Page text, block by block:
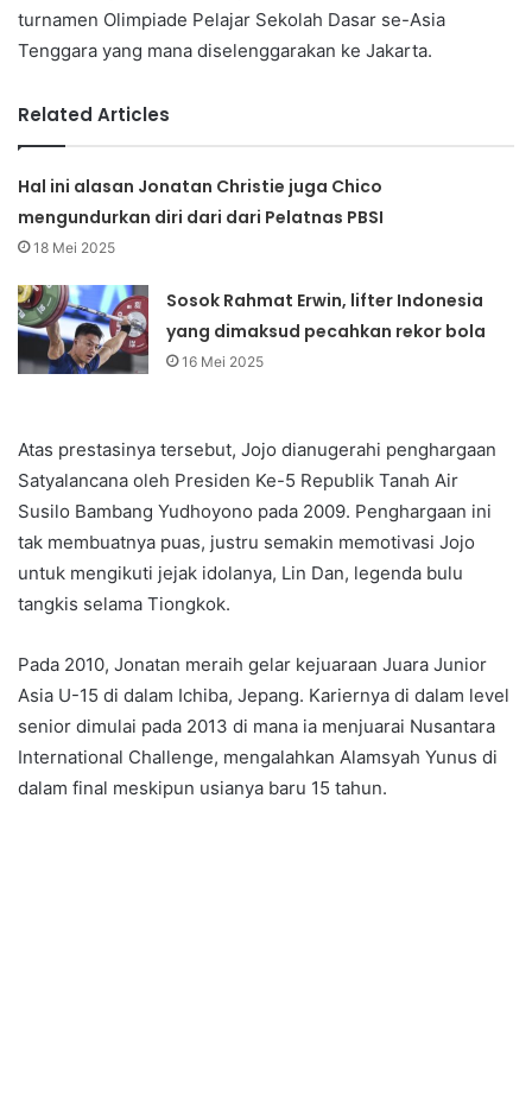
turnamen Olimpiade Pelajar Sekolah Dasar se-Asia
Tenggara yang mana diselenggarakan ke Jakarta.
Related Articles
Hal ini alasan Jonatan Christie juga Chico
mengundurkan diri dari dari Pelatnas PBSI
18 Mei 2025
Sosok Rahmat Erwin, lifter Indonesia
yang dimaksud pecahkan rekor bola
16 Mei 2025
Atas prestasinya tersebut, Jojo dianugerahi penghargaan
Satyalancana oleh Presiden Ke-5 Republik Tanah Air
Susilo Bambang Yudhoyono pada 2009. Penghargaan ini
tak membuatnya puas, justru semakin memotivasi Jojo
untuk mengikuti jejak idolanya, Lin Dan, legenda bulu
tangkis selama Tiongkok.
Pada 2010, Jonatan meraih gelar kejuaraan Juara Junior
Asia U-15 di dalam Ichiba, Jepang. Kariernya di dalam level
senior dimulai pada 2013 di mana ia menjuarai Nusantara
International Challenge, mengalahkan Alamsyah Yunus di
dalam final meskipun usianya baru 15 tahun.